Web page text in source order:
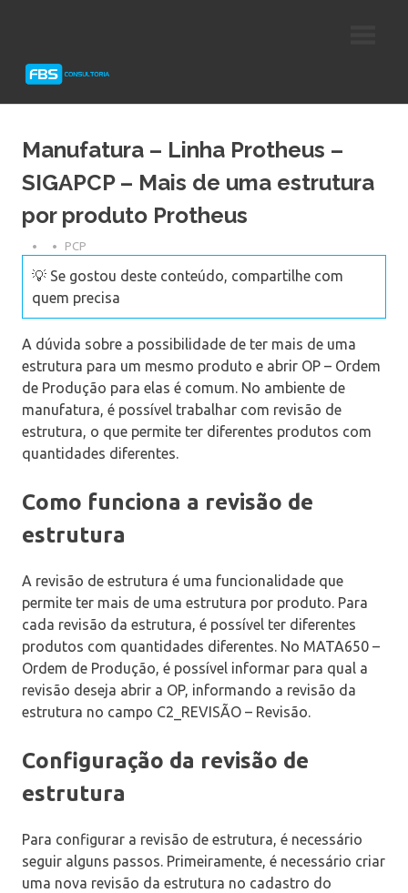
Protheus
Manufatura – Linha Protheus –
SIGAPCP – Mais de uma estrutura
por produto Protheus
PCP
💡 Se gostou deste conteúdo, compartilhe com
quem precisa
A dúvida sobre a possibilidade de ter mais de uma
estrutura para um mesmo produto e abrir OP – Ordem
de Produção para elas é comum. No ambiente de
manufatura, é possível trabalhar com revisão de
estrutura, o que permite ter diferentes produtos com
quantidades diferentes.
Como funciona a revisão de
estrutura
A revisão de estrutura é uma funcionalidade que
permite ter mais de uma estrutura por produto. Para
cada revisão da estrutura, é possível ter diferentes
produtos com quantidades diferentes. No MATA650 –
Ordem de Produção, é possível informar para qual a
revisão deseja abrir a OP, informando a revisão da
estrutura no campo C2_REVISÃO – Revisão.
Configuração da revisão de
estrutura
Para configurar a revisão de estrutura, é necessário
seguir alguns passos. Primeiramente, é necessário criar
uma nova revisão da estrutura no cadastro do